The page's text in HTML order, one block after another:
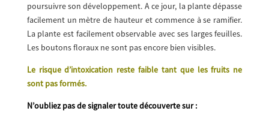
poursuivre son développement. A ce jour, la plante dépasse
facilement un mètre de hauteur et commence à se ramifier.
La plante est facilement observable avec ses larges feuilles.
Les boutons floraux ne sont pas encore bien visibles.
Le risque d’intoxication reste faible tant que les fruits ne
sont pas formés.
N’oubliez pas de signaler toute découverte sur :